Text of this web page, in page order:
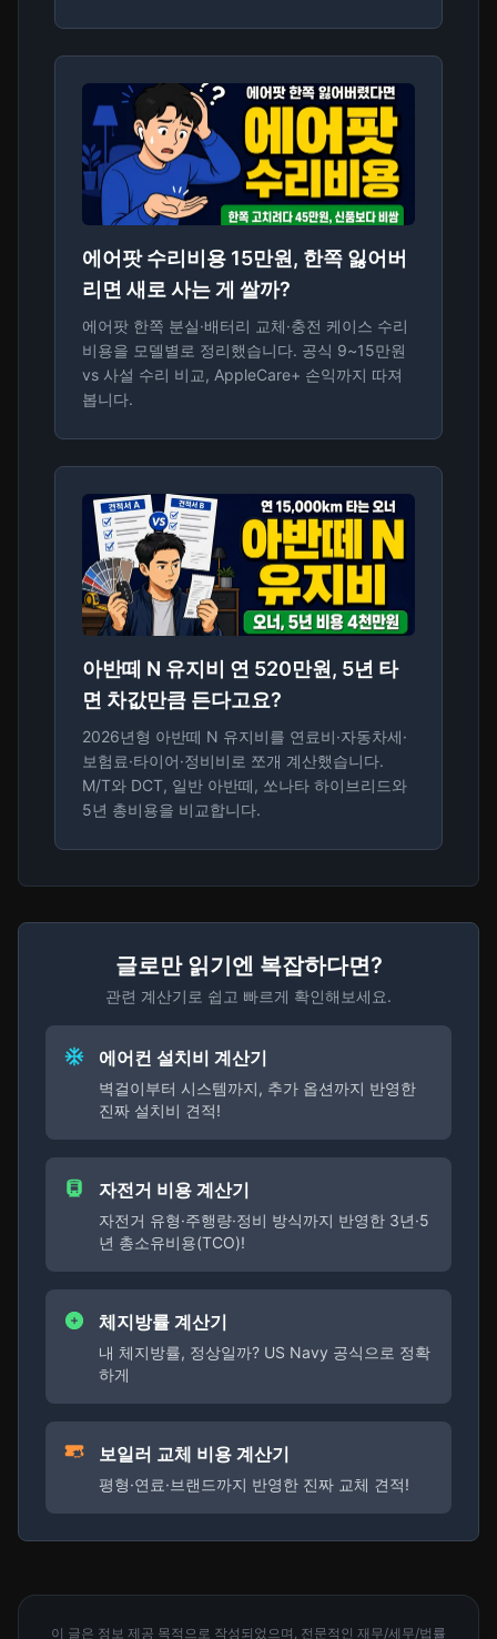
에어팟 수리비용 15만원, 한쪽 잃어버
리면 새로 사는 게 쌀까?
에어팟 한쪽 분실·배터리 교체·충전 케이스 수리
비용을 모델별로 정리했습니다. 공식 9~15만원
vs 사설 수리 비교, AppleCare+ 손익까지 따져
봅니다.
아반떼 N 유지비 연 520만원, 5년 타
면 차값만큼 든다고요?
2026년형 아반떼 N 유지비를 연료비·자동차세·
보험료·타이어·정비비로 쪼개 계산했습니다.
M/T와 DCT, 일반 아반떼, 쏘나타 하이브리드와
5년 총비용을 비교합니다.
글로만 읽기엔 복잡하다면?
관련 계산기로 쉽고 빠르게 확인해보세요.
에어컨 설치비 계산기
벽걸이부터 시스템까지, 추가 옵션까지 반영한
진짜 설치비 견적!
자전거 비용 계산기
자전거 유형·주행량·정비 방식까지 반영한 3년·5
년 총소유비용(TCO)!
체지방률 계산기
내 체지방률, 정상일까? US Navy 공식으로 정확
하게
보일러 교체 비용 계산기
평형·연료·브랜드까지 반영한 진짜 교체 견적!
이 글은 정보 제공 목적으로 작성되었으며, 전문적인 재무/세무/법률